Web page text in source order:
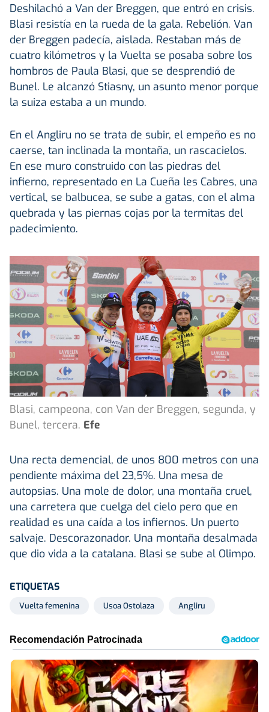
Deshilachó a Van der Breggen, que entró en crisis.
Blasi resistía en la rueda de la gala. Rebelión. Van
der Breggen padecía, aislada. Restaban más de
cuatro kilómetros y la Vuelta se posaba sobre los
hombros de Paula Blasi, que se desprendió de
Bunel. Le alcanzó Stiasny, un asunto menor porque
la suiza estaba a un mundo.
En el Angliru no se trata de subir, el empeño es no
caerse, tan inclinada la montaña, un rascacielos.
En ese muro construido con las piedras del
infierno, representado en La Cueña les Cabres, una
vertical, se balbucea, se sube a gatas, con el alma
quebrada y las piernas cojas por la termitas del
padecimiento.
Blasi, campeona, con Van der Breggen, segunda, y
Bunel, tercera. Efe
Una recta demencial, de unos 800 metros con una
pendiente máxima del 23,5%. Una mesa de
autopsias. Una mole de dolor, una montaña cruel,
una carretera que cuelga del cielo pero que en
realidad es una caída a los infiernos. Un puerto
salvaje. Descorazonador. Una montaña desalmada
que dio vida a la catalana. Blasi se sube al Olimpo.
ETIQUETAS
Vuelta femenina Usoa Ostolaza Angliru